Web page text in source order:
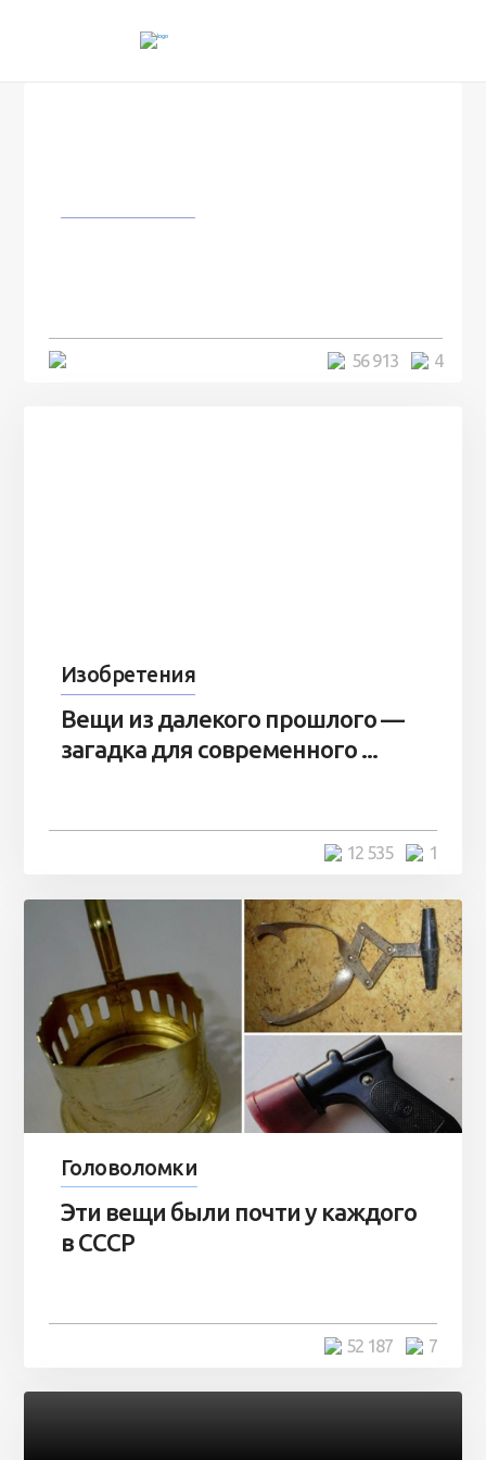
4
56 913
Изобретения
Вещи из далекого прошлого —
загадка для современного ...
1
12 535
Головоломки
Эти вещи были почти у каждого
в СССР
7
52 187